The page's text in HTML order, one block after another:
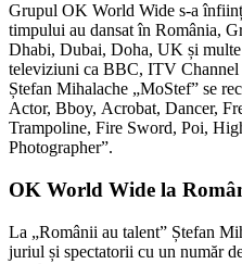
Grupul OK World Wide s-a
timpului au dansat în România,
Dhabi, Dubai, Doha, UK și
televiziuni ca BBC, ITV Channel
Ștefan Mihalache „MoStef” se
Actor, Bboy, Acrobat, Dancer,
Trampoline, Fire Sword, Poi,
Photographer”.
OK World Wide la
La „Românii au talent” Ștefan
juriul și spectatorii cu un număr